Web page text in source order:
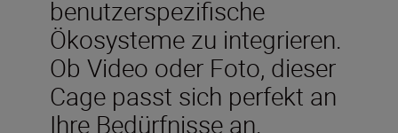
benutzerspezifische
Ökosysteme zu integrieren.
Ob Video oder Foto, dieser
Cage passt sich perfekt an
Ihre Bedürfnisse an.